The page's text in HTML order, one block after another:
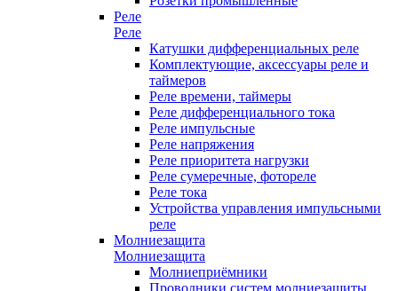
Реле
Реле
Катушки дифференциальных реле
Комплектующие, аксессуары реле и
таймеров
Реле времени, таймеры
Реле дифференциального тока
Реле импульсные
Реле напряжения
Реле приоритета нагрузки
Реле сумеречные, фотореле
Реле тока
Устройства управления импульсными
реле
Молниезащита
Молниезащита
Молниеприёмники
Проводники систем молниезащиты